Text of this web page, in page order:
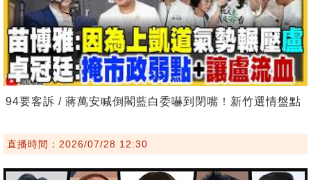
94要客訴 / 蔣萬安喊倒閣藍白委嚇到閉嘴！新竹選情盤點
直播時間：2026/07/28 12:30